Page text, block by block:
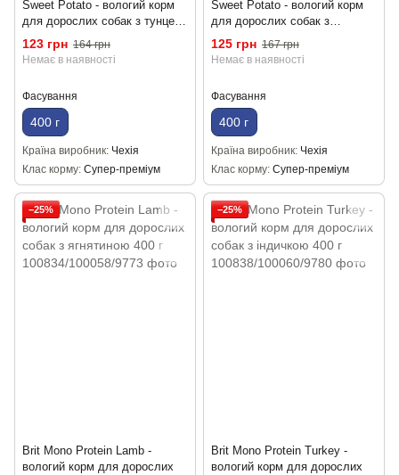
Sweet Potato - вологий корм
для дорослих собак з тунцем
та бататом 400 г
123 грн 164 грн
Немає в наявності
Фасування
400 г
Країна виробник Чехія
Клас корму Супер-преміум
Sweet Potato - вологий корм
для дорослих собак з
індичкою та бататом 400 г
125 грн 167 грн
Немає в наявності
Фасування
400 г
Країна виробник Чехія
Клас корму Супер-преміум
−25%
Brit Mono Protein Lamb -
вологий корм для дорослих
−25%
Brit Mono Protein Turkey -
вологий корм для дорослих